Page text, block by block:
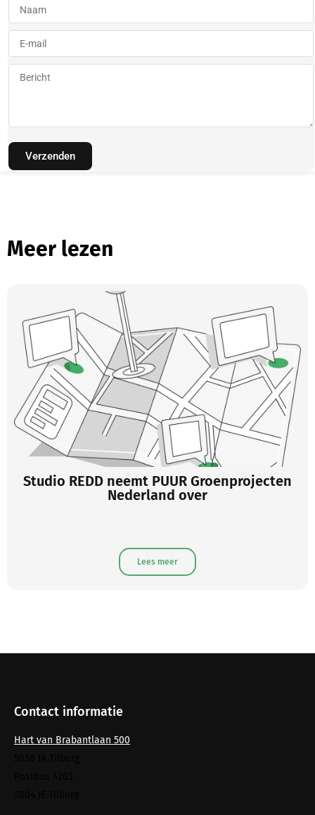
Verzenden
Meer lezen
Studio REDD neemt PUUR Groenprojecten
Nederland over
Lees meer
Contact informatie
Hart van Brabantlaan 500